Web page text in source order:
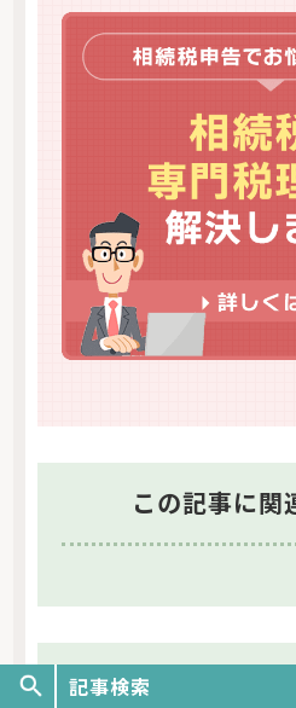
この記事に関